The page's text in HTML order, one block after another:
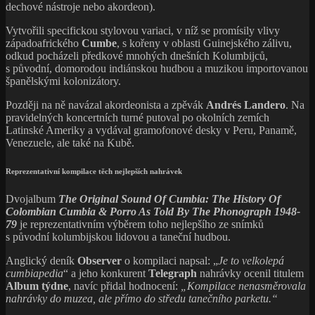
dechové nástroje nebo akordeon).
Vytvořili specifickou stylovou variaci, v níž se promísily vlivy
západoafrického Cumbe, s kořeny v oblasti Guinejského zálivu,
odkud pocházeli předkové mnohých dnešních Kolumbijců,
s původní, domorodou indiánskou hudbou a muzikou importovanou
španělskými kolonizátory.
Později na ně navázal akordeonista a zpěvák Andrés Landero. Na
pravidelných koncertních turné putoval po okolních zemích
Latinské Ameriky a vydával gramofonové desky v Peru, Panamě,
Venezuele, ale také na Kubě.
Reprezentativní kompilace těch nejlepších nahrávek
Dvojalbum The Original Sound Of Cumbia: The History Of
Colombian Cumbia & Porro As Told By The Phonograph 1948-
79 je reprezentativním výběrem toho nejlepšího ze snímků
s původní kolumbijskou lidovou a taneční hudbou.
Anglický deník Observer o kompilaci napsal: „Je to velkolepá
cumbiapedia“ a jeho konkurent Telegraph nahrávky ocenil titulem
Album týdne, navíc přidal hodnocení:
„Kompilace nenasměrovala
nahrávky do muzea, ale přímo do středu tanečního parketu.“